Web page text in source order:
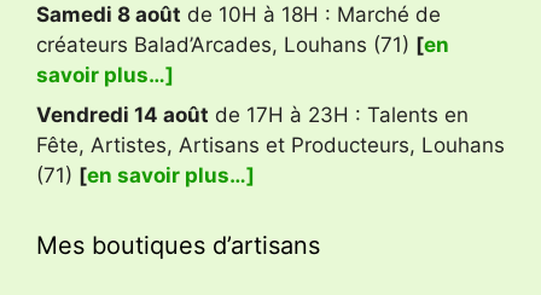
Samedi 8 août de 10H à 18H : Marché de
créateurs Balad’Arcades, Louhans (71) [en
savoir plus…]
Vendredi 14 août de 17H à 23H : Talents en
Fête, Artistes, Artisans et Producteurs, Louhans
(71) [en savoir plus…]
Mes boutiques d’artisans